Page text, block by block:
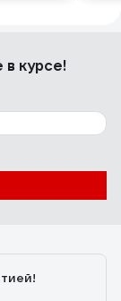
в курсе!